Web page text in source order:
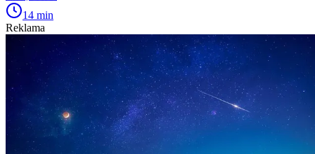
14 min
Reklama